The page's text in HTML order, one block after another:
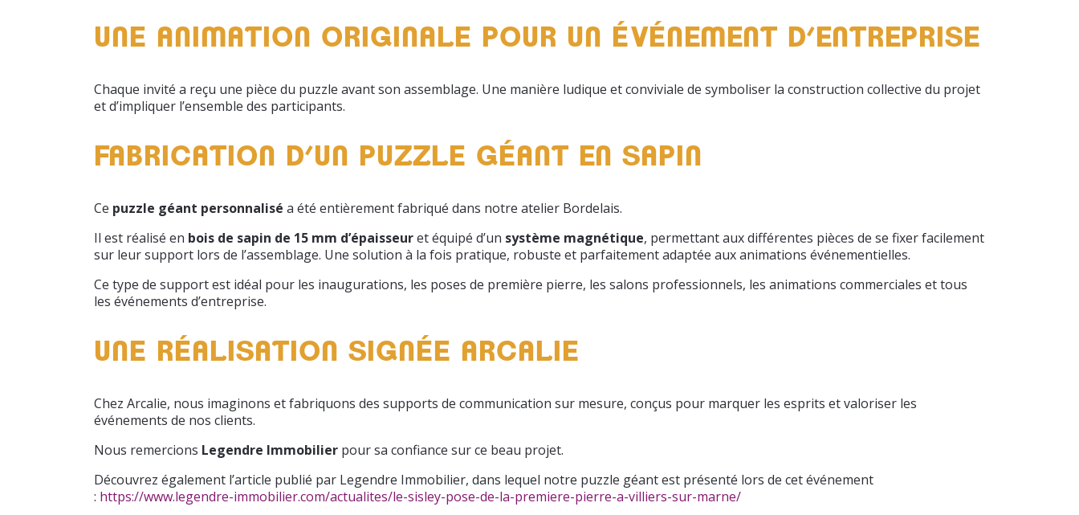
UNE ANIMATION ORIGINALE POUR UN ÉVÉNEMENT D’ENTREPRISE
Chaque invité a reçu une pièce du puzzle avant son assemblage. Une manière ludique et conviviale de symboliser la construction collective du projet
et d’impliquer l’ensemble des participants.
FABRICATION D’UN PUZZLE GÉANT EN SAPIN
Ce puzzle géant personnalisé a été entièrement fabriqué dans notre atelier Bordelais.
Il est réalisé en bois de sapin de 15 mm d’épaisseuret équipé d’un système magnétique, permettant aux différentes pièces de se fixer facilement
sur leur support lors de l’assemblage. Une solution à la fois pratique, robuste et parfaitement adaptée aux animations événementielles.
Ce type de support est idéal pour les inaugurations, les poses de première pierre, les salons professionnels, les animations commerciales et tous
les événements d’entreprise.
UNE RÉALISATION SIGNÉE ARCALIE
Chez Arcalie, nous imaginons et fabriquons des supports de communication sur mesure, conçus pour marquer les esprits et valoriser les
événements de nos clients.
Nous remercions Legendre Immobilier pour sa confiance sur ce beau projet.
Découvrez également l’article publié par Legendre Immobilier, dans lequel notre puzzle géant est présenté lors de cet événement
: https://www.legendre-immobilier.com/actualites/le-sisley-pose-de-la-premiere-pierre-a-villiers-sur-marne/